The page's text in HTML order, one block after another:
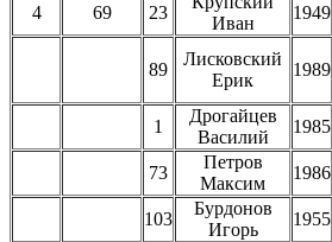
4 69 23
Иван
1949
89
Лисковский
Ерик
1989
1
Дрогайцев
Василий
1985
73
Петров
Максим
1986
103
Бурдонов
Игорь
1955